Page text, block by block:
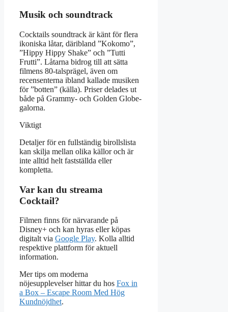
Musik och soundtrack
Cocktails soundtrack är känt för flera
ikoniska låtar, däribland ”Kokomo”,
”Hippy Hippy Shake” och ”Tutti
Frutti”. Låtarna bidrog till att sätta
filmens 80-talsprägel, även om
recensenterna ibland kallade musiken
för ”botten” (källa). Priser delades ut
både på Grammy- och Golden Globe-
galorna.
Viktigt
Detaljer för en fullständig birollslista
kan skilja mellan olika källor och är
inte alltid helt fastställda eller
kompletta.
Var kan du streama
Cocktail?
Filmen finns för närvarande på
Disney+ och kan hyras eller köpas
digitalt via Google Play. Kolla alltid
respektive plattform för aktuell
information.
Mer tips om moderna
nöjesupplevelser hittar du hos Fox in
a Box – Escape Room Med Hög
Kundnöjdhet.